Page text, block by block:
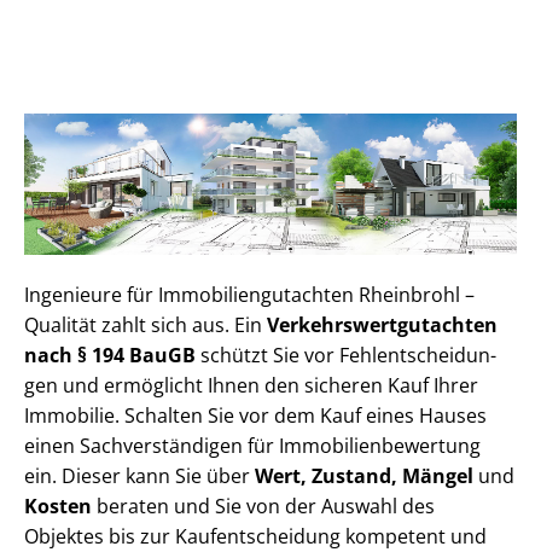
Ingenieure für Im­mo­bi­li­en­gut­ach­ten Rheinbrohl –
Qualität zahlt sich aus. Ein Ver­kehrs­wert­gut­ach­ten
nach § 194 BauGB schützt Sie vor Fehl­ent­schei­dun­
gen und ermöglicht Ihnen den sicheren Kauf Ihrer
Immobilie. Schalten Sie vor dem Kauf eines Hauses
einen Sach­ver­stän­di­gen für Im­mo­bi­li­en­be­wer­tung
ein. Dieser kann Sie überWert, Zustand, Mängel und
Kosten beraten und Sie von der Auswahl des
Objektes bis zur Kauf­ent­schei­dung kompetent und